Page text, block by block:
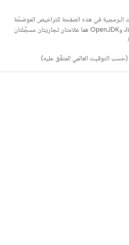
البرمجية في هذه الصفحة للتراخيص الموضحّة
. إنّ Java وOpenJDK هما علامتان تجاريتان مسجَّلتان